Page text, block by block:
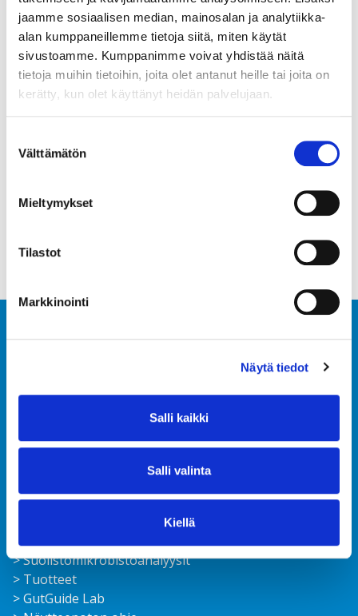
jaamme sosiaalisen median, mainosalan ja analytiikka-
alan kumppaneillemme tietoja siitä, miten käytät
sivustoamme. Kumppanimme voivat yhdistää näitä
tietoja muihin tietoihin, joita olet antanut heille tai joita on
kerätty, kun olet käyttänyt heidän palvelujaan.
valinta
Välttämätön
Mieltymykset
Tilastot
Markkinointi
Näytä tiedot
Salli kaikki
Salli valinta
Kiellä
viskeraalista rasvaa
03.02.2025
Suolistomikrobistolla on keskeinen rooli terveydelle
haitallisen viskeraalisen eli sisäelinrasvan kertymisessä
ja painonhallinassa, sillä suoliston bakteerit säätelevät
ylipainoisten ongelma, mutta viskeraalinen rasva voi
Lue lisää
FAQ
Ajankohtaista
> Suolisto­mikrobisto­analyysit
> Tuotteet
> GutGuide Lab